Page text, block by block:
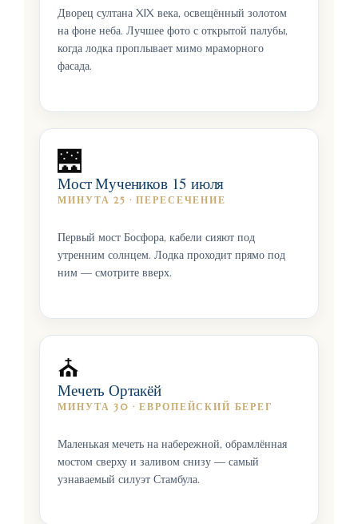
Дворец султана XIX века, освещённый золотом
на фоне неба. Лучшее фото с открытой палубы,
когда лодка проплывает мимо мраморного
фасада.
🌉
Мост Мучеников 15 июля
МИНУТА 25 · ПЕРЕСЕЧЕНИЕ
Первый мост Босфора, кабели сияют под
утренним солнцем. Лодка проходит прямо под
ним — смотрите вверх.
⛪
Мечеть Ортакёй
МИНУТА 30 · ЕВРОПЕЙСКИЙ БЕРЕГ
Маленькая мечеть на набережной, обрамлённая
мостом сверху и заливом снизу — самый
узнаваемый силуэт Стамбула.